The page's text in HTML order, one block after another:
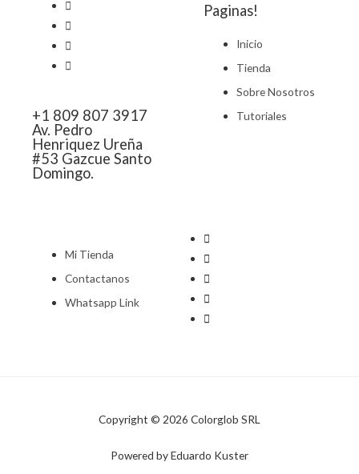
+1 809 807 3917
Av. Pedro
Henriquez Ureña
#53 Gazcue Santo
Domingo.
Paginas!
Inicio
Tienda
Sobre Nosotros
Tutoriales
Mi Tienda
Contactanos
Whatsapp Link
Copyright © 2026 Colorglob SRL
Powered by Eduardo Kuster